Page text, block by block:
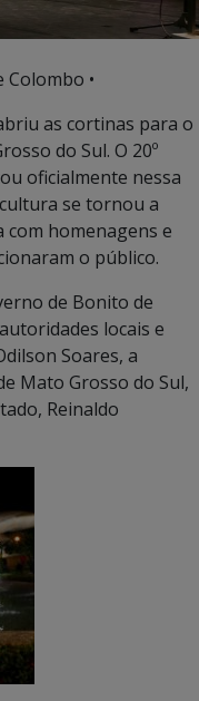
Colombo •
as cortinas para o
do Sul. O 20º
oficialmente nessa
se tornou a
com homenagens e
o público.
de Bonito de
locais e
Soares, a
Mato Grosso do Sul,
Reinaldo